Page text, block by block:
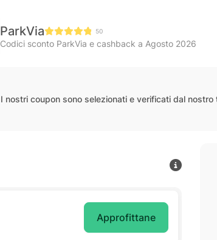
ParkVia 50
Codici sconto ParkVia e cashback a Agosto 2026
I nostri coupon sono selezionati e verificati dal nostro
Approfittane